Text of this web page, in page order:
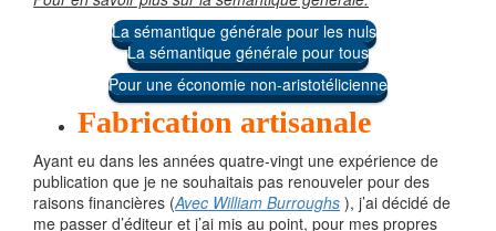
La sémantique générale pour les nuls
La sémantique générale pour tous
Pour une économie non-aristotélicienne
Fabrication artisanale
Ayant eu dans les années quatre-vingt une expérience de
publication que je ne souhaitais pas renouveler pour des
raisons financières (Avec William Burroughs ), j’ai décidé de
me passer d’éditeur et j’ai mis au point, pour mes propres